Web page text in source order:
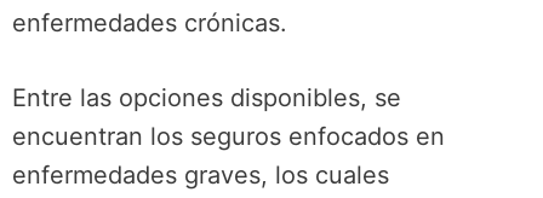
enfermedades crónicas.
Entre las opciones disponibles, se
encuentran los seguros enfocados en
enfermedades graves, los cuales